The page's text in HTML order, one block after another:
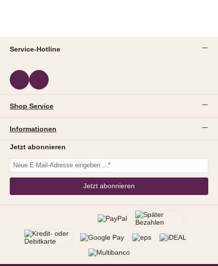
Service-Hotline
Shop Service
Informationen
Jetzt abonnieren
Jetzt abonnieren